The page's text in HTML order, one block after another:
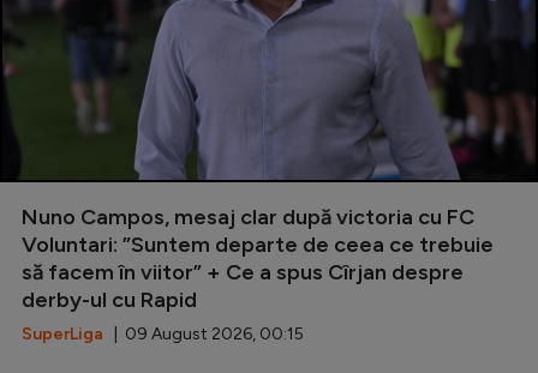
Nuno Campos, mesaj clar după victoria cu FC
Voluntari: ”Suntem departe de ceea ce trebuie
să facem în viitor” + Ce a spus Cîrjan despre
derby-ul cu Rapid
SuperLiga | 09 August 2026, 00:15